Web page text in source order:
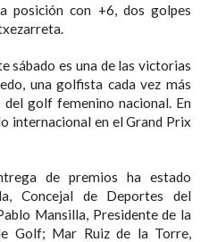
posición con +6, dos golpes
sábado es una de las victorias
una golfista cada vez más
golf femenino nacional. En
internacional en el Grand Prix
de premios ha estado
Concejal de Deportes del
Mansilla, Presidente de la
Golf; Mar Ruiz de la Torre,